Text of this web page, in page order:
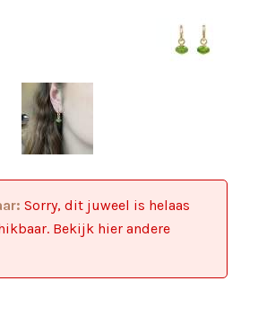
Sorry, dit juweel is helaas
Bekijk hier andere